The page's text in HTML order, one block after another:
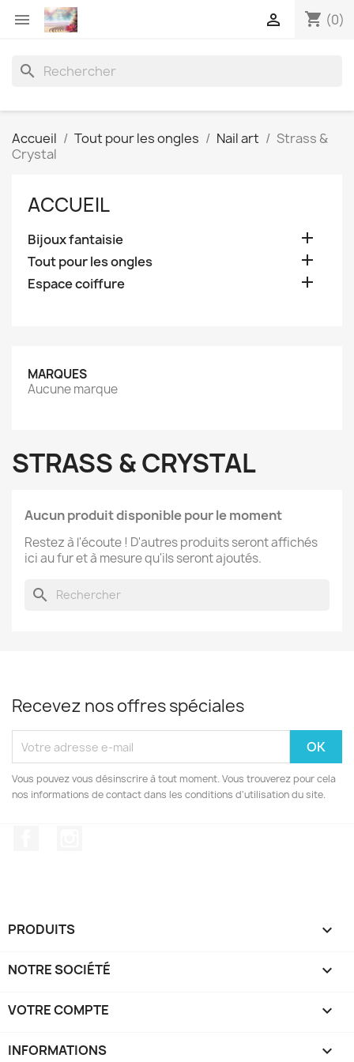
 shopping_cart (0)

search
Accueil Tout pour les ongles Nail art
Strass &
Crystal
ACCUEIL
Bijoux fantaisie 
Tout pour les ongles 
Espace coiffure 
MARQUES
Aucune marque
STRASS & CRYSTAL
Aucun produit disponible pour le moment
Restez à l'écoute ! D'autres produits seront affichés
ici au fur et à mesure qu'ils seront ajoutés.
search
Recevez nos offres spéciales
Vous pouvez vous désinscrire à tout moment. Vous trouverez pour cela
nos informations de contact dans les conditions d'utilisation du site.
PRODUITS 
NOTRE SOCIÉTÉ 
VOTRE COMPTE 
INFORMATIONS keyboard_arrow_down